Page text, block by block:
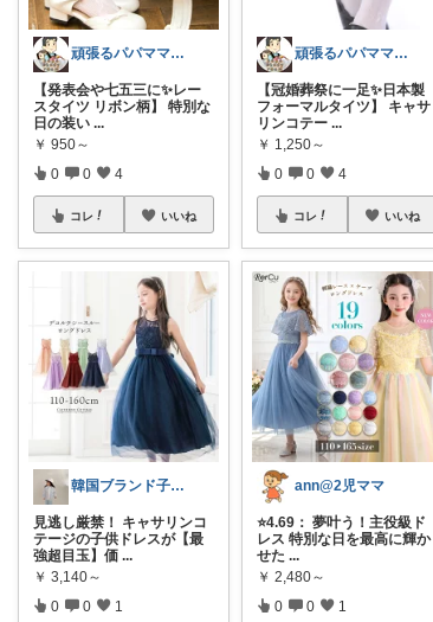
頑張るパパママ応援隊@育児・子供用品紹介
【発表会や七五三に✨レー
スタイツ リボン柄】 特別な
日の装い ...
￥ 950～
0 0 4
コレ いいね
韓国ブランド子供服オーナーnatsumi
見逃し厳禁！ キャサリンコ
テージの子供ドレスが【最
強超目玉】価 ...
￥ 3,140～
0 0 1
頑張るパパママ応援隊@育児・子供用品紹介
【冠婚葬祭に一足✨日本製
フォーマルタイツ】 キャサ
リンコテー ...
￥ 1,250～
0 0 4
コレ いいね
ann@2児ママ
⭐4.69： 夢叶う！主役級ド
レス 特別な日を最高に輝か
せた ...
￥ 2,480～
0 0 1